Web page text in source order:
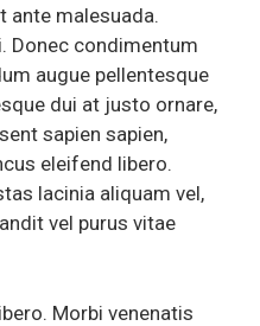
ante malesuada.
Donec condimentum
augue pellentesque
dui at justo ornare,
sapien sapien,
eleifend libero.
lacinia aliquam vel,
vel purus vitae
Morbi venenatis